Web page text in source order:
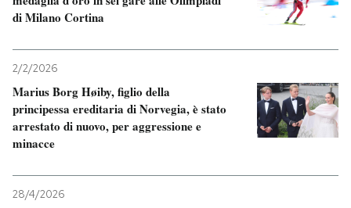
di Milano Cortina
2/2/2026
Marius Borg Høiby, figlio della
principessa ereditaria di Norvegia, è stato
arrestato di nuovo, per aggressione e
minacce
28/4/2026